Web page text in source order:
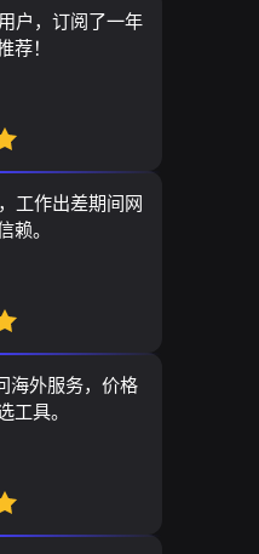
户，订阅了一年
荐！
工作出差期间网
赖。
海外服务，价格
工具。